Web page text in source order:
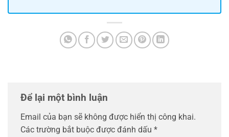
Để lại một bình luận
Email của bạn sẽ không được hiển thị công khai.
Các trường bắt buộc được đánh dấu *